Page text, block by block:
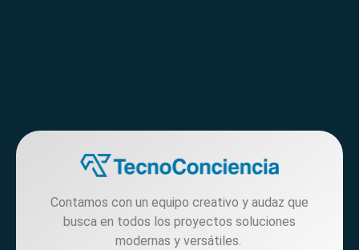
Contamos con un equipo creativo y audaz que
busca en todos los proyectos soluciones
modernas y versátiles.